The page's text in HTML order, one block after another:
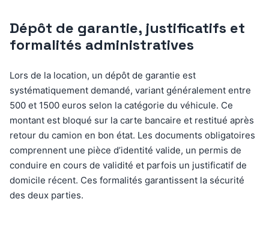
Dépôt de garantie, justificatifs et
formalités administratives
Lors de la location, un dépôt de garantie est
systématiquement demandé, variant généralement entre
500 et 1500 euros selon la catégorie du véhicule. Ce
montant est bloqué sur la carte bancaire et restitué après
retour du camion en bon état. Les documents obligatoires
comprennent une pièce d’identité valide, un permis de
conduire en cours de validité et parfois un justificatif de
domicile récent. Ces formalités garantissent la sécurité
des deux parties.